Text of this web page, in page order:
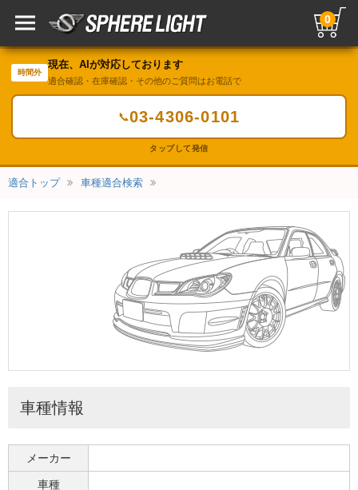
0
時間外
現在、AIが対応しております
適合確認・在庫確認・その他のご質問はお電話で
📞03-4306-0101
タップして発信
適合トップ 車種適合検索
車種情報
メーカー
車種